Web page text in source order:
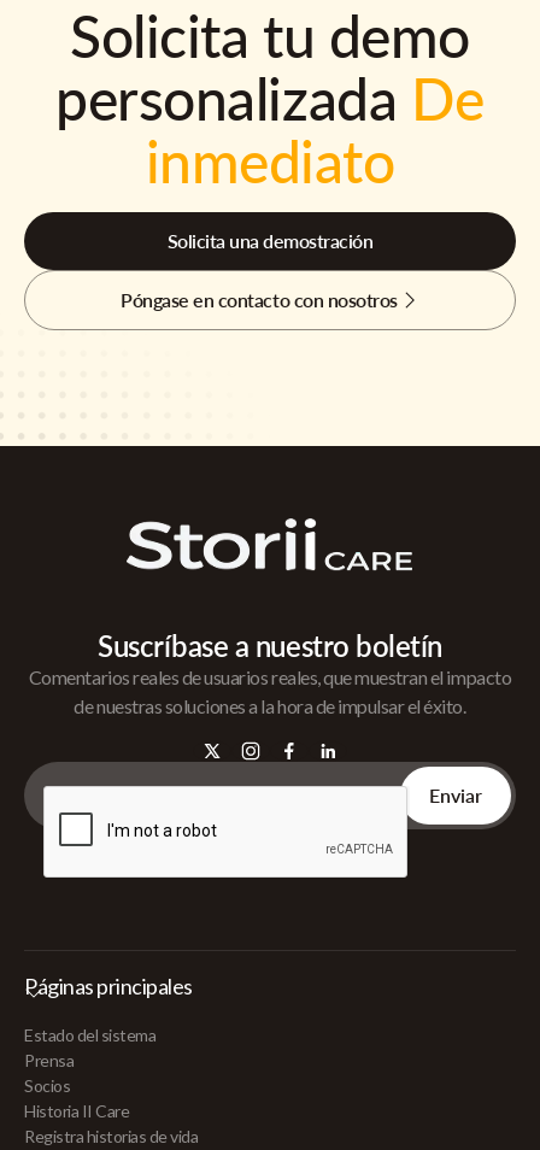
Solicita tu demo
personalizada De
inmediato
Solicita una demostración
Póngase en contacto con nosotros
Suscríbase a nuestro boletín
Comentarios reales de usuarios reales, que muestran el impacto
de nuestras soluciones a la hora de impulsar el éxito.
Páginas principales
Estado del sistema
Prensa
Socios
Historia II Care
Registra historias de vida